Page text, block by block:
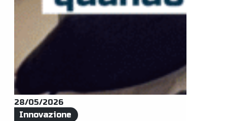
28/05/2026
Innovazione